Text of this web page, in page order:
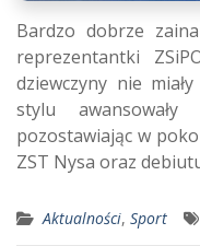
Bardzo dobrze
reprezentantki
dziewczyny nie
stylu awansowały
pozostawiając w
ZST Nysa oraz
Aktualności, Sport